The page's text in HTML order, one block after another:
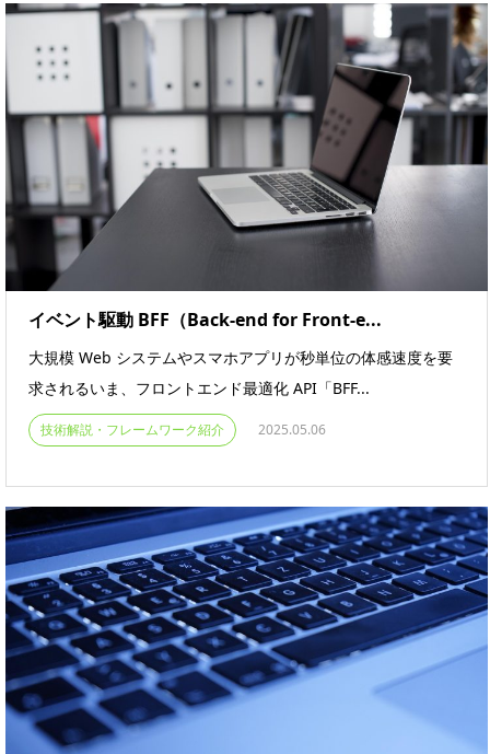
イベント駆動 BFF（Back-end for Front-e...
大規模 Web システムやスマホアプリが秒単位の体感速度を要
求されるいま、フロントエンド最適化 API「BFF...
技術解説・フレームワーク紹介 2025.05.06